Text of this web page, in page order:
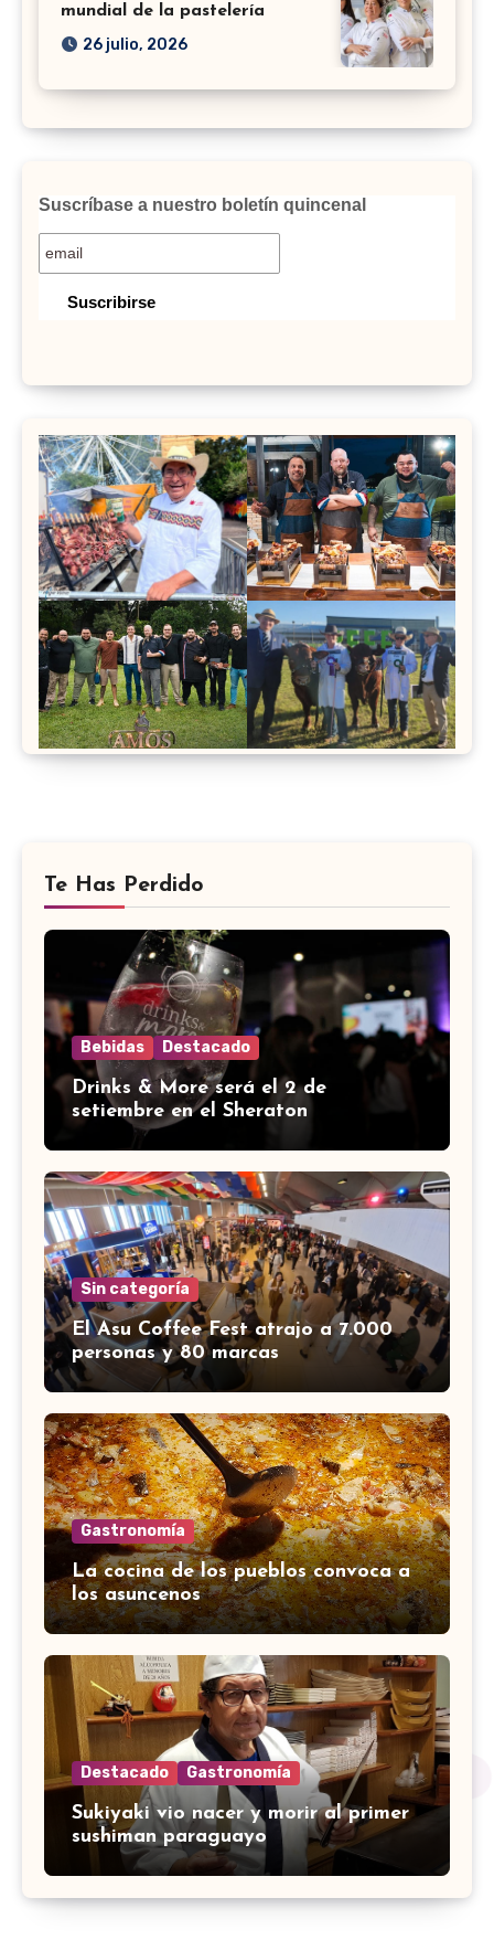
mundial de la pastelería
26 julio, 2026
Suscríbase a nuestro boletín quincenal
Te Has Perdido
Bebidas Destacado
Drinks & More será el 2 de
setiembre en el Sheraton
Sin categoría
El Asu Coffee Fest atrajo a 7.000
personas y 80 marcas
Gastronomía
La cocina de los pueblos convoca a
los asuncenos
Destacado Gastronomía
Sukiyaki vio nacer y morir al primer
sushiman paraguayo